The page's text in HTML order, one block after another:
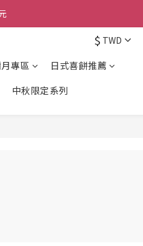
$ TWD
專區
日式喜餅推薦
中秋限定系列